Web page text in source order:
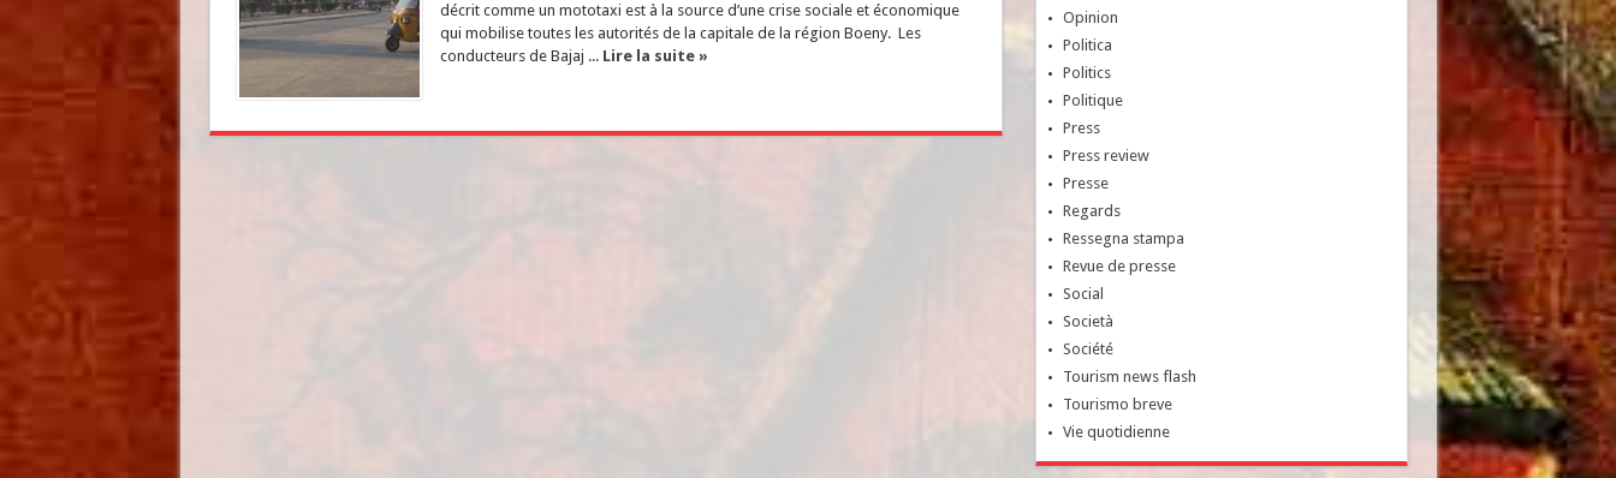
décrit comme un mototaxi est à la source d’une crise sociale et économique
qui mobilise toutes les autorités de la capitale de la région Boeny. Les
conducteurs de Bajaj ... Lire la suite »
Opinion
Politica
Politics
Politique
Press
Press review
Presse
Regards
Ressegna stampa
Revue de presse
Social
Società
Société
Tourism news flash
Tourismo breve
Vie quotidienne